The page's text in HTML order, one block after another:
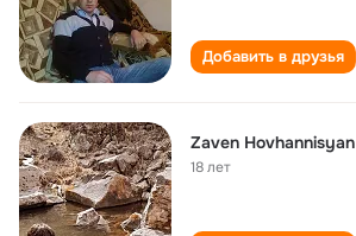
Добавить в друзья
Zaven Hovhannisyan
18 лет